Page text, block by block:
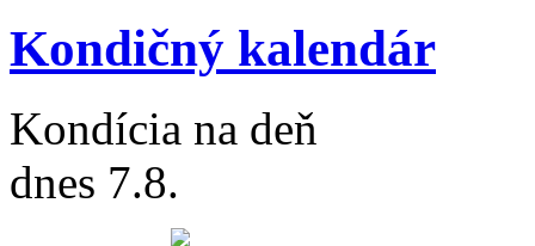
Kondičný kalendár
Kondícia na deň
dnes 7.8.